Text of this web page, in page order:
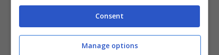
Il giovane attore ha un appartamento che
sembra essere molto arioso e soleggiato. Di
lui sappiamo che ama molto fare sport e
Consent
Manage options